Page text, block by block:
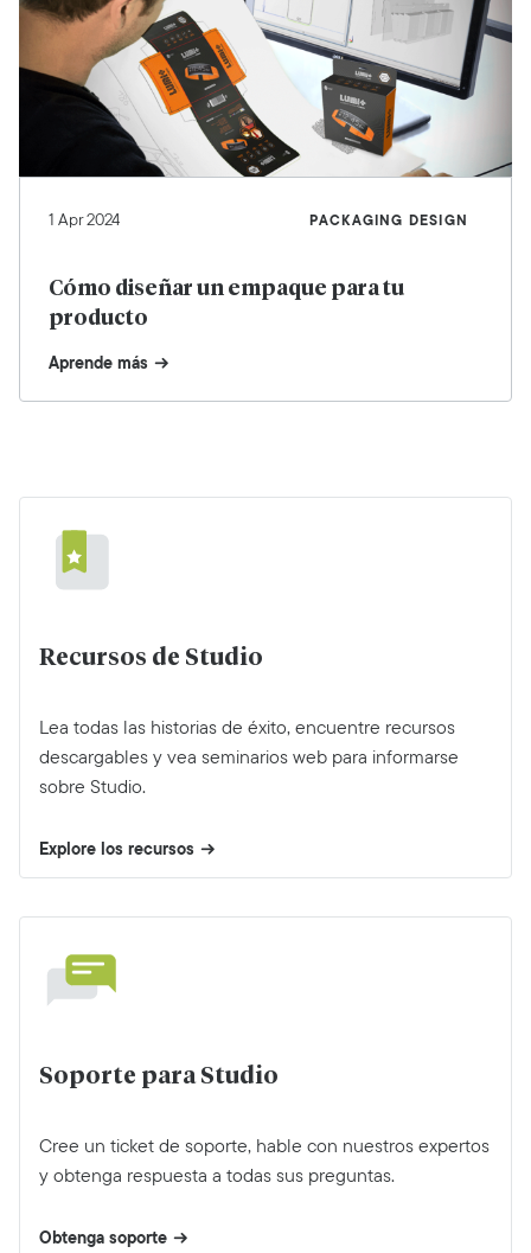
1 Apr 2024 PACKAGING DESIGN
Cómo diseñar un empaque para tu
producto
Aprende más
Recursos de Studio
Lea todas las historias de éxito, encuentre recursos
descargables y vea seminarios web para informarse
sobre Studio.
Explore los recursos
Soporte para Studio
Cree un ticket de soporte, hable con nuestros expertos
y obtenga respuesta a todas sus preguntas.
Obtenga soporte